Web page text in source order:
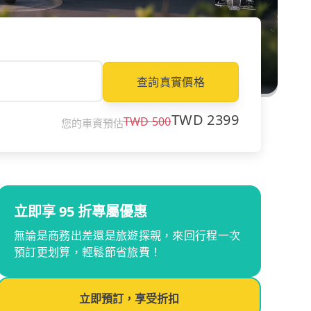
查詢真實價格
您的車資預估TWD500TWD 2399
立即享 95 折專屬優惠
無論是商務出差還是旅遊探親，來回行程一次
預訂更划算，輕鬆節省旅費！
立即預訂，享受折扣